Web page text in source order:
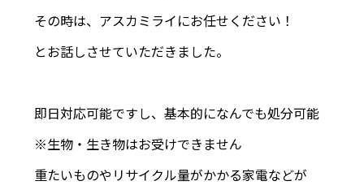
その時は、アスカミライにお任せください！
とお話しさせていただきました。
即日対応可能ですし、基本的になんでも処分可能
※生物・生き物はお受けできません
重たいものやリサイクル量がかかる家電などが